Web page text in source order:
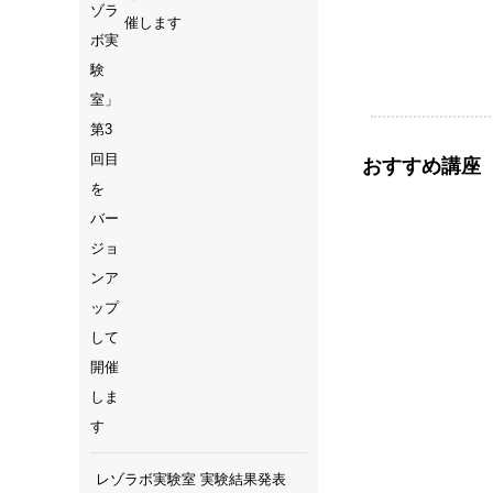
おすすめ講座
催します
レゾラボ実験室 実験結果発表